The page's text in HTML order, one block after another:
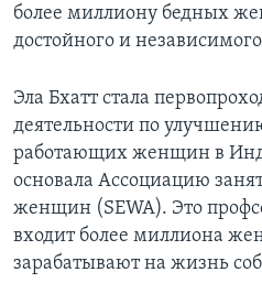
более миллиону бедных
достойного и
Эла Бхатт стала
деятельности по
работающих женщин в
основала Ассоциацию
женщин (SEWA). Это
входит более миллиона
зарабатывают на жизнь